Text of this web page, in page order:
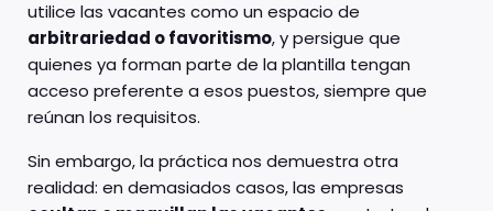
utilice las vacantes como un espacio de
arbitrariedad o favoritismo, y persigue que
quienes ya forman parte de la plantilla tengan
acceso preferente a esos puestos, siempre que
reúnan los requisitos.
Sin embargo, la práctica nos demuestra otra
realidad: en demasiados casos, las empresas